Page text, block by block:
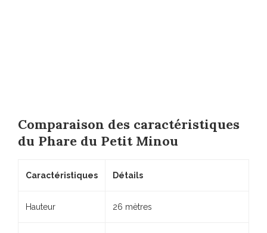
Comparaison des caractéristiques
du Phare du Petit Minou
Caractéristiques Détails
Hauteur 26 mètres